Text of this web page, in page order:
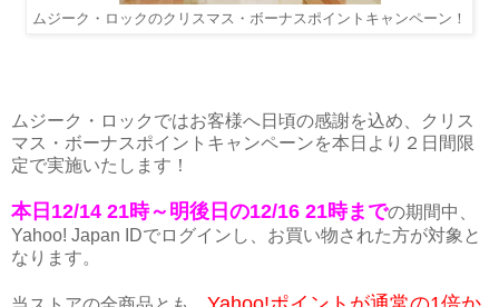
ムジーク・ロックのクリスマス・ボーナスポイントキャンペーン！
ムジーク・ロックではお客様へ日頃の感謝を込め、クリス
マス・ボーナスポイントキャンペーンを本日より２日間限
定で実施いたします！
本日12/14 21時～明後日の12/16 21時までの期間中、
Yahoo! Japan IDでログインし、お買い物された方が対象と
なります。